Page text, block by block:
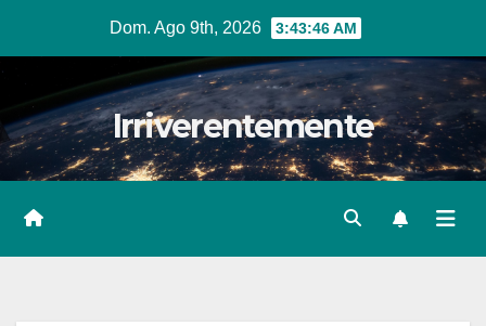
Dom. Ago 9th, 2026 3:43:47 AM
Irriverentemente